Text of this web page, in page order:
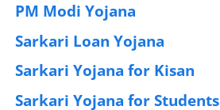
PM Modi Yojana
Sarkari Loan Yojana
Sarkari Yojana for Kisan
Sarkari Yojana for Students